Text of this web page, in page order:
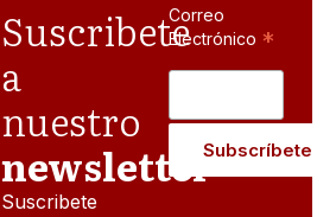
Suscribete
a
nuestro
newsletter
Suscribete
Correo
Electrónico *